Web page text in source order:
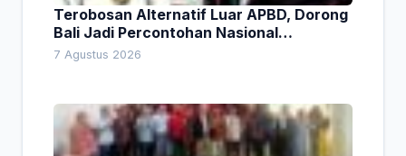
Terobosan Alternatif Luar APBD, Dorong
Bali Jadi Percontohan Nasional
Pembiayaan Daerah
7 Agustus 2026